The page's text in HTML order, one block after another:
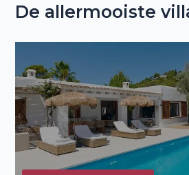
e
a
r
:
De allermooiste